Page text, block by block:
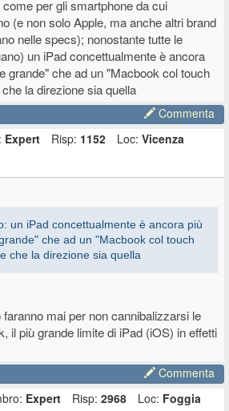
per gli smartphone da cui
(e non solo Apple, ma anche altri brand
nelle specs); nonostante tutte le
un iPad concettualmente è ancora
grande" che ad un "Macbook col touch
la direzione sia quella
Commenta
Expert Risp: 1152 Loc: Vicenza
un iPad concettualmente è ancora più
che ad un "Macbook col touch
che la direzione sia quella
mai per non cannibalizzarsi le
il più grande limite di iPad (iOS) in effetti
Commenta
Expert Risp: 2968 Loc: Foggia